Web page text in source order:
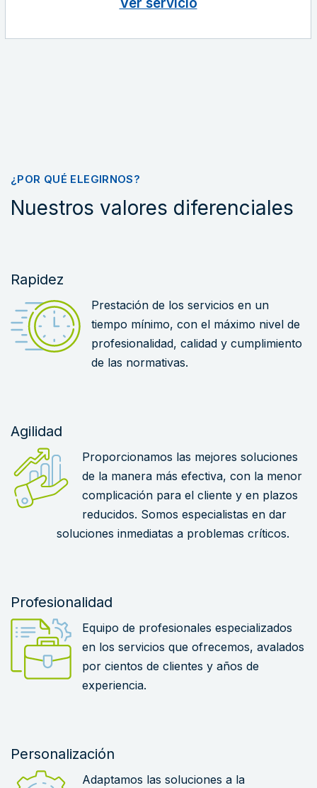
¿POR QUÉ ELEGIRNOS?
Nuestros valores diferenciales
Rapidez
Prestación de los servicios en un
tiempo mínimo, con el máximo nivel de
profesionalidad, calidad y cumplimiento
de las normativas.
Agilidad
Proporcionamos las mejores soluciones
de la manera más efectiva, con la menor
complicación para el cliente y en plazos
reducidos. Somos especialistas en dar
soluciones inmediatas a problemas críticos.
Profesionalidad
Equipo de profesionales especializados
en los servicios que ofrecemos, avalados
por cientos de clientes y años de
experiencia.
Personalización
Adaptamos las soluciones a la